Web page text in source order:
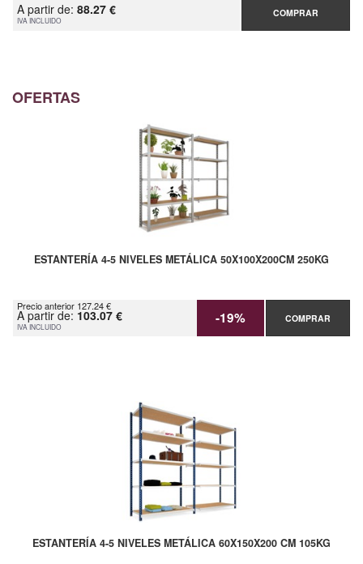
A partir de: 88.27 €
IVA INCLUIDO
COMPRAR
OFERTAS
ESTANTERÍA 4-5 NIVELES METÁLICA 50X100X200CM 250KG
Precio anterior 127.24 €
A partir de: 103.07 €
IVA INCLUIDO -19% COMPRAR
ESTANTERÍA 4-5 NIVELES METÁLICA 60X150X200 CM 105KG